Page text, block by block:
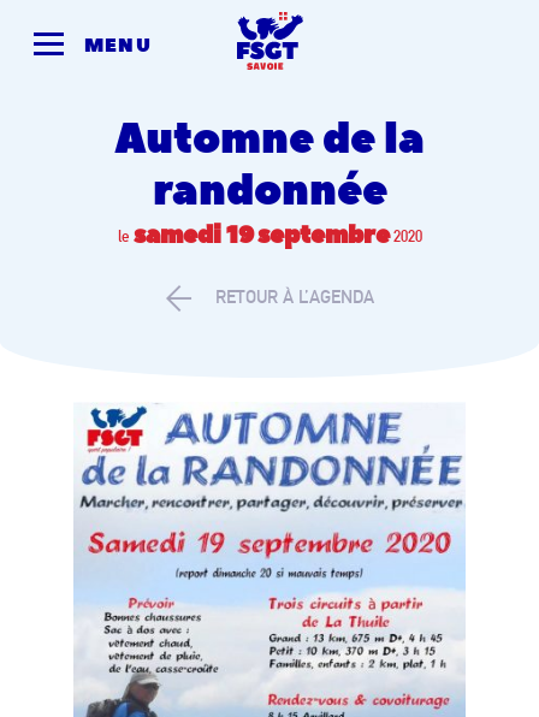
MENU
Automne de la
randonnée
le samedi 19septembre2020
RETOUR À L’AGENDA